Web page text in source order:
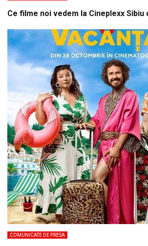
Ce filme noi vedem la Cineplexx Sibiu
COMUNICATE DE PRESA